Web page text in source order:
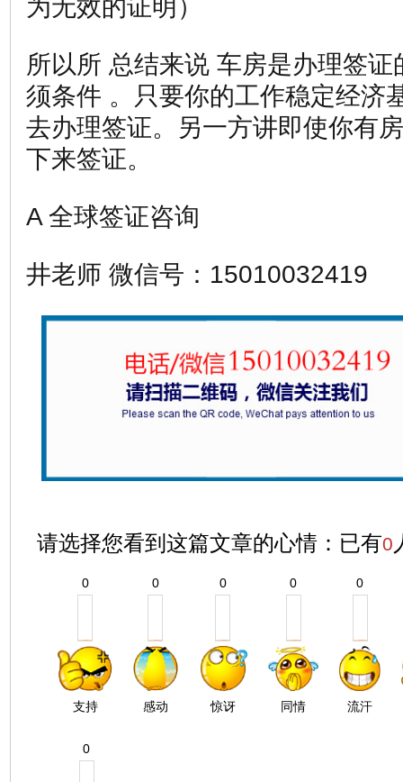
为无效的证明）
所以所 总结来说 车房是办理签
须条件 。只要你的工作稳定经济
去办理签证。另一方讲即使你有
下来签证。
A 全球签证咨询
井老师 微信号：15010032419
请选择您看到这篇文章的心情：已有0
0
支持
0
感动
0
惊讶
0
同情
0
流汗
0